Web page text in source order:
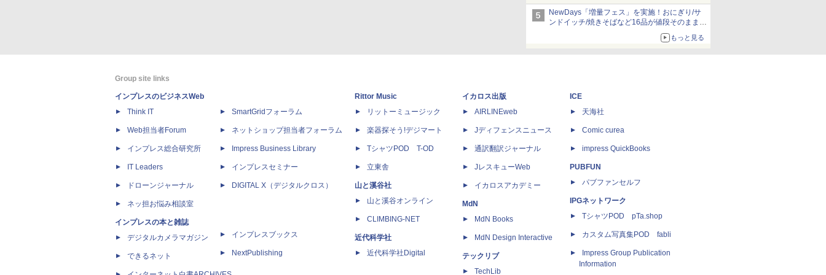
NewDays「増量フェス」を実施！おにぎり/サ
ンドイッチ/焼きそばなど16品が値段そのままで
もっと見る
Group site links
インプレスのビジネスWeb
Think IT
Web担当者Forum
インプレス総合研究所
IT Leaders
ドローンジャーナル
ネッ担お悩み相談室
インプレスの本と雑誌
デジタルカメラマガジン
できるネット
SmartGridフォーラム
ネットショップ担当者フォーラム
Impress Business Library
インプレスセミナー
DIGITAL X（デジタルクロス）
インプレスブックス
NextPublishing
Rittor Music
リットーミュージック
楽器探そう!デジマート
TシャツPOD T-OD
立東舎
山と溪谷社
山と溪谷オンライン
CLIMBING-NET
近代科学社
近代科学社Digital
イカロス出版
AIRLINEweb
Jディフェンスニュース
通訳翻訳ジャーナル
JレスキューWeb
イカロスアカデミー
MdN
MdN Books
MdN Design Interactive
テックリブ
TechLib
ICE
天海社
Comic curea
impress QuickBooks
PUBFUN
パブファンセルフ
IPGネットワーク
TシャツPOD pTa.shop
カスタム写真集POD fabli
Impress Group Publication
Information